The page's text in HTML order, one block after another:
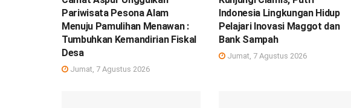
Pariwisata Pesona Alam
Menuju Pamulihan Menawan :
Tumbuhkan Kemandirian Fiskal
Desa
Jumat, 7 Agustus 2026
Indonesia Lingkungan Hidup
Pelajari Inovasi Maggot dan
Bank Sampah
Jumat, 7 Agustus 2026